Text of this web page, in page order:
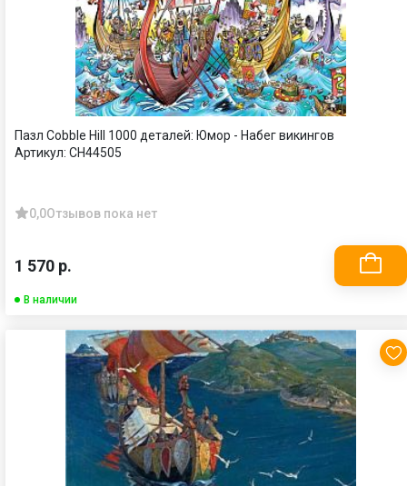
Пазл Cobble Hill 1000 деталей: Юмор - Набег викингов
Артикул: CH44505
0,0Отзывов пока нет
1 570 р.
В наличии